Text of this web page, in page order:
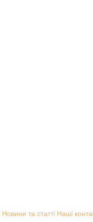
Новини та статті Наші